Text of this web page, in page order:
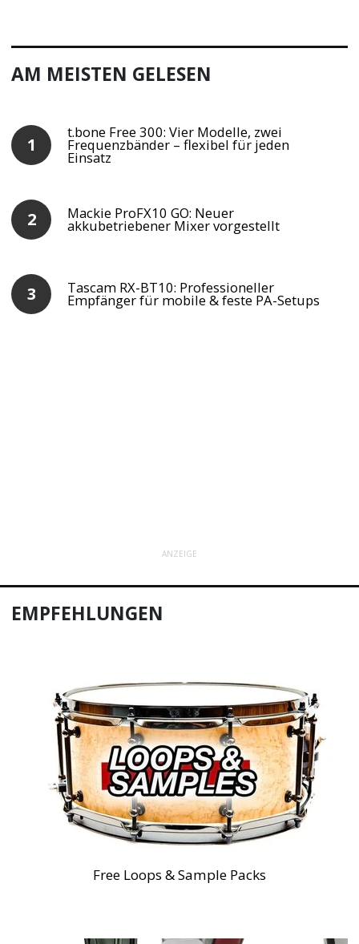
AM MEISTEN GELESEN
t.bone Free 300: Vier Modelle, zwei
Frequenzbänder – flexibel für jeden
Einsatz
Mackie ProFX10 GO: Neuer
akkubetriebener Mixer vorgestellt
Tascam RX-BT10: Professioneller
Empfänger für mobile & feste PA-Setups
ANZEIGE
EMPFEHLUNGEN
Free Loops & Sample Packs